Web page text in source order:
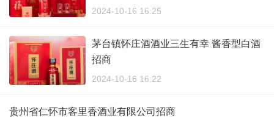
2024-10-16 16:25
茅台镇怀庄酒酒业三生有幸 酱香型白酒
招商
2024-10-16 16:22
贵州省仁怀市客里香酒业有限公司招商